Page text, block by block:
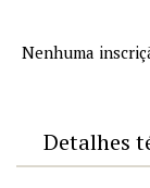
Nenhuma
Detalhes